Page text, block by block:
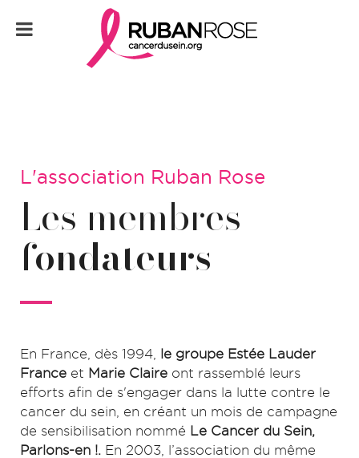
L'association Ruban Rose
Les membres
fondateurs
En France, dès 1994,
le groupe Estée Lauder
France et Marie Claire ont rassemblé leurs
efforts afin de s'engager dans la lutte contre le
cancer du sein, en créant un mois de campagne
de sensibilisation nommé Le Cancer du Sein,
Parlons-en !. En 2003, l’association du même